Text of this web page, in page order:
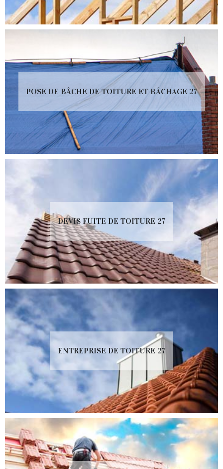
POSE DE BÂCHE DE TOITURE ET BÂCHAGE 27
DEVIS FUITE DE TOITURE 27
ENTREPRISE DE TOITURE 27